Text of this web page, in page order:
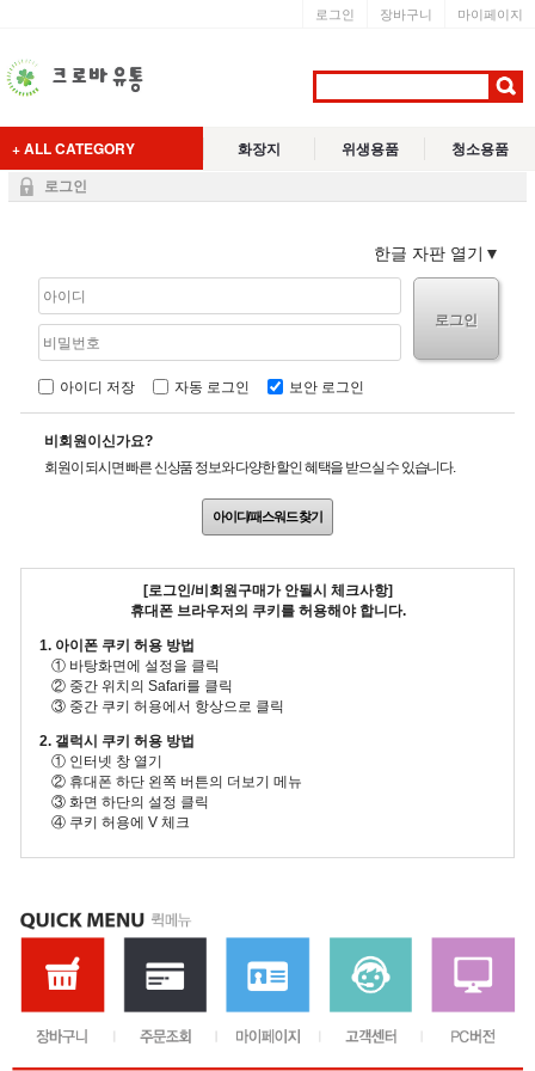
로그인 장바구니 마이페이지
+ ALL CATEGORY 화장지 위생용품 청소용품
로그인
한글 자판 열기
로그인
아이디 저장 자동 로그인 보안 로그인
비회원이신가요?
회원이 되시면 빠른 신상품 정보와 다양한 할인 혜택을 받으실 수 있습니다.
아이디/패스워드 찾기
[로그인/비회원구매가 안될시 체크사항]
휴대폰 브라우저의 쿠키를 허용해야 합니다.
1. 아이폰 쿠키 허용 방법
① 바탕화면에 설정을 클릭
② 중간 위치의 Safari를 클릭
③ 중간 쿠키 허용에서 항상으로 클릭
2. 갤럭시 쿠키 허용 방법
① 인터넷 창 열기
② 휴대폰 하단 왼쪽 버튼의 더보기 메뉴
③ 화면 하단의 설정 클릭
④ 쿠키 허용에 V 체크